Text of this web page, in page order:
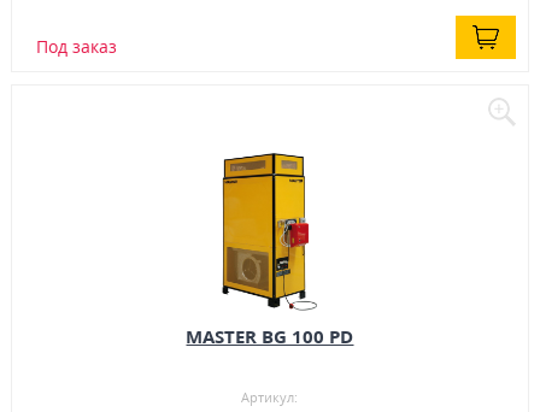
Под заказ
MASTER BG 100 PD
Артикул: